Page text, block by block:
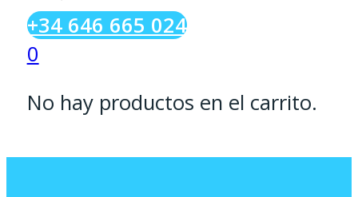
+34 646 665 024
0
No hay productos en el carrito.